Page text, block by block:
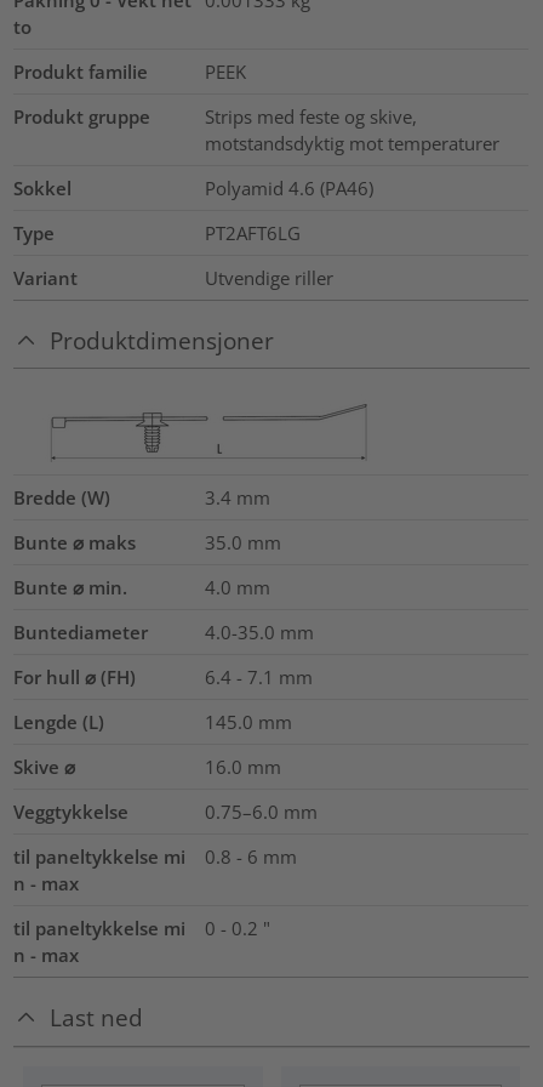
to
Produkt familie
PEEK
Produkt gruppe
Strips med feste og skive,
motstandsdyktig mot temperaturer
Sokkel
Polyamid 4.6 (PA46)
Type
PT2AFT6LG
Variant
Utvendige riller
Produktdimensjoner
Bredde (W) 3.4 mm
Bunte ⌀ maks
35.0 mm
Bunte ⌀ min.
4.0 mm
Buntediameter
4.0-35.0 mm
For hull ⌀ (FH)
6.4 - 7.1 mm
Lengde (L)
145.0 mm
Skive ⌀
16.0 mm
Veggtykkelse
0.75–6.0 mm
til paneltykkelse mi
n - max
0.8 - 6 mm
til paneltykkelse mi
n - max
0 - 0.2 "
Last ned